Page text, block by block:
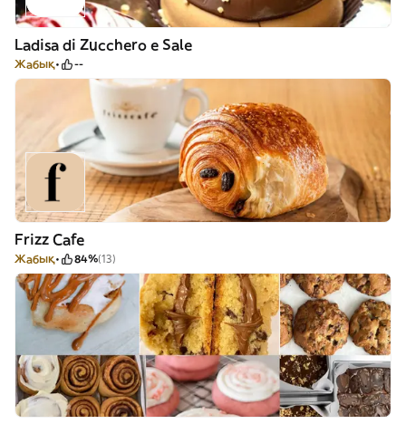
Ladisa di Zucchero e Sale
Жабық --
Frizz Cafe
Жабық 84%(13)